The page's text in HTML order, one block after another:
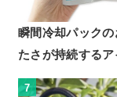
瞬間冷却パック
たさが持続する
7